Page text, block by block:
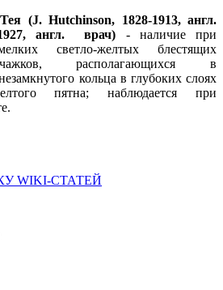
(J. Hutchinson, 1828-1913, англ.
англ. врач) - наличие при
светло-желтых блестящих
располагающихся в
кольца в глубоких слоях
пятна; наблюдается при
WIKI-СТАТЕЙ